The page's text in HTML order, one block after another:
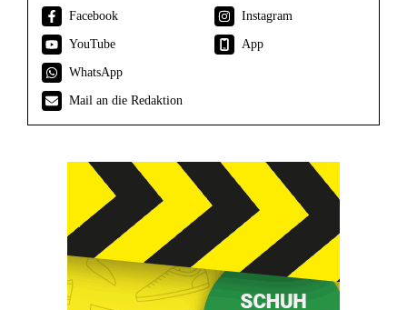
Facebook
Instagram
YouTube
App
WhatsApp
Mail an die Redaktion